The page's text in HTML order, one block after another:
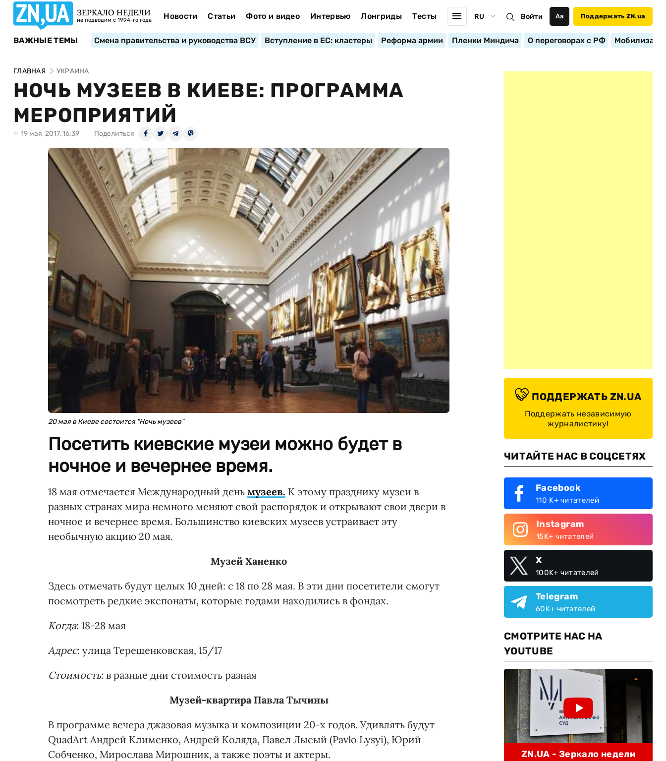
ЗЕРКАЛО НЕДЕЛИ
не подводим с 1994-го года Новости Статьи Фото и видео Интервью Лонгриды Тесты RU Войти Аа Поддержать ZN.ua
ВАЖНЫЕ ТЕМЫ Смена правительства и руководства ВСУ Вступление в ЕС: кластеры Реформа армии Пленки Миндича О переговорах с РФ
ГЛАВНАЯ УКРАИНА
НОЧЬ МУЗЕЕВ В КИЕВЕ: ПРОГРАММА
МЕРОПРИЯТИЙ
19 мая, 2017, 16:39 Поделиться
20 мая в Киеве состоится "Ночь музеев"
Посетить киевские музеи можно будет в
ночное и вечернее время.
18 мая отмечается Международный день музеев. К этому празднику музеи в
разных странах мира немного меняют свой распорядок и открывают свои двери в
ночное и вечернее время. Большинство киевских музеев устраивает эту
необычную акцию 20 мая.
Музей Ханенко
Здесь отмечать будут целых 10 дней: с 18 по 28 мая. В эти дни посетители смогут
посмотреть редкие экспонаты, которые годами находились в фондах.
Когда: 18-28 мая
Адрес: улица Терещенковская, 15/17
Стоимость: в разные дни стоимость разная
Музей-квартира Павла Тычины
В программе вечера джазовая музыка и композиции 20-х годов. Удивлять будут
QuadArt Андрей Клименко, Андрей Коляда, Павел Лысый (Pavlo Lysyi), Юрий
Собченко, Мирослава Мирошник, а также поэты и актеры.
ПОДДЕРЖАТЬ ZN.UA
Поддержать независимую
журналистику!
ЧИТАЙТЕ НАС В СОЦСЕТЯХ
Facebook
110 K+ читателей
Instagram
15K+ читателей
X
100K+ читателей
Telegram
60K+ читателей
СМОТРИТЕ НАС НА
YOUTUBE
ZN.UA - Зеркало недели